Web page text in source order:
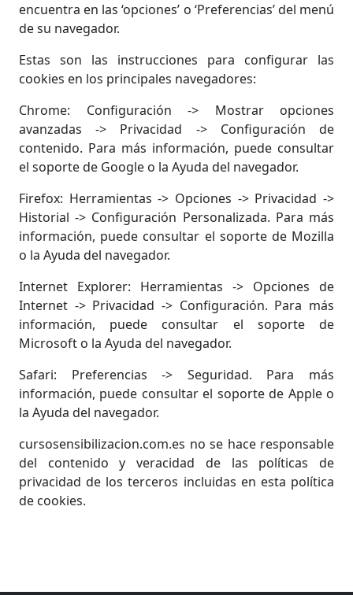
encuentra en las ‘opciones’ o ‘Preferencias’ del menú
de su navegador.
Estas son las instrucciones para configurar las
cookies en los principales navegadores:
Chrome: Configuración -> Mostrar opciones
avanzadas -> Privacidad -> Configuración de
contenido. Para más información, puede consultar
el soporte de Google o la Ayuda del navegador.
Firefox: Herramientas -> Opciones -> Privacidad ->
Historial -> Configuración Personalizada. Para más
información, puede consultar el soporte de Mozilla
o la Ayuda del navegador.
Internet Explorer: Herramientas -> Opciones de
Internet -> Privacidad -> Configuración. Para más
información, puede consultar el soporte de
Microsoft o la Ayuda del navegador.
Safari: Preferencias -> Seguridad. Para más
información, puede consultar el soporte de Apple o
la Ayuda del navegador.
cursosensibilizacion.com.es no se hace responsable
del contenido y veracidad de las políticas de
privacidad de los terceros incluidas en esta política
de cookies.